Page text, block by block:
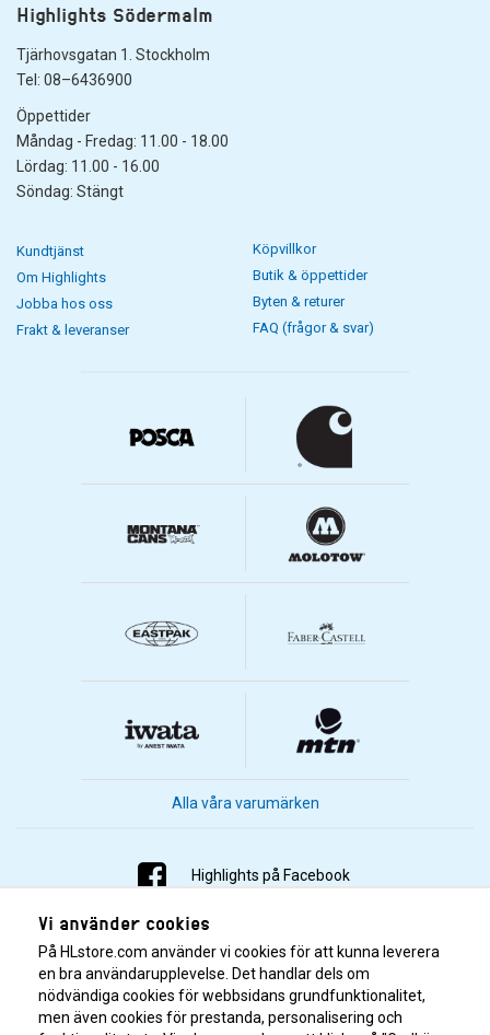
Highlights Södermalm
Tjärhovsgatan 1. Stockholm
Tel: 08–6436900
Öppettider
Måndag - Fredag: 11.00 - 18.00
Lördag: 11.00 - 16.00
Söndag: Stängt
Kundtjänst
Om Highlights
Jobba hos oss
Frakt & leveranser
Köpvillkor
Butik & öppettider
Byten & returer
FAQ (frågor & svar)
Alla våra varumärken
Highlights på Facebook
Highlights på Instagram
Highlights på Youtube
Highlights på Tiktok
Vi använder cookies
På HLstore.com använder vi cookies för att kunna leverera
en bra användarupplevelse. Det handlar dels om
nödvändiga cookies för webbsidans grundfunktionalitet,
men även cookies för prestanda, personalisering och